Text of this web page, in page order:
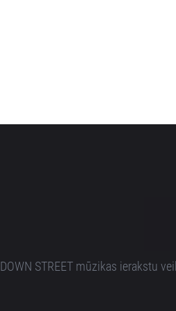
DOWN STREET mūzikas ierakstu